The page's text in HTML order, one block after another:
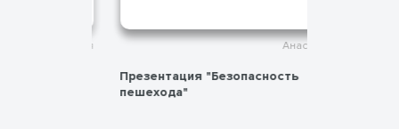
Анастасия
Презентация "Безопасность
пешехода"